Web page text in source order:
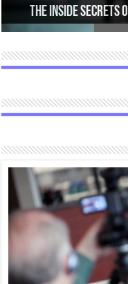
The Inside Secrets
Scientist Finds